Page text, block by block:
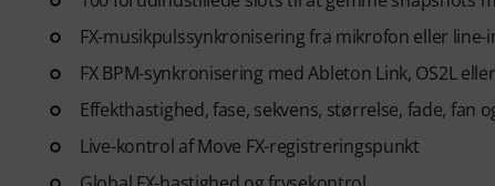
FX-musikpulssynkronisering fra mikrofon eller line-
FX BPM-synkronisering med Ableton Link, OS2L
Effekthastighed, fase, sekvens, størrelse, fade, fan
Live-kontrol af Move FX-registreringspunkt